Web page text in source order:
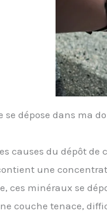
se dépose dans ma
causes du dépôt
une
ces minéraux se
couche tenace,